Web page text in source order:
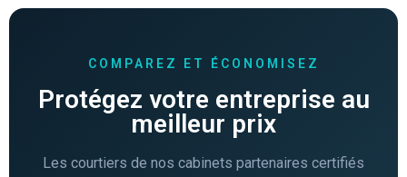
COMPAREZ ET ÉCONOMISEZ
Protégez votre entreprise au
meilleur prix
Les courtiers de nos cabinets partenaires certifiés